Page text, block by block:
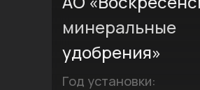
минеральные
удобрения»
Год установки: